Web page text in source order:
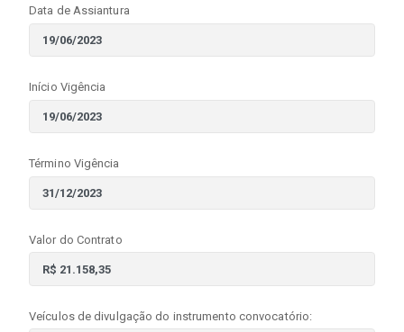
Data de Assiantura
Início Vigência
Término Vigência
Valor do Contrato
Veículos de divulgação do instrumento convocatório: